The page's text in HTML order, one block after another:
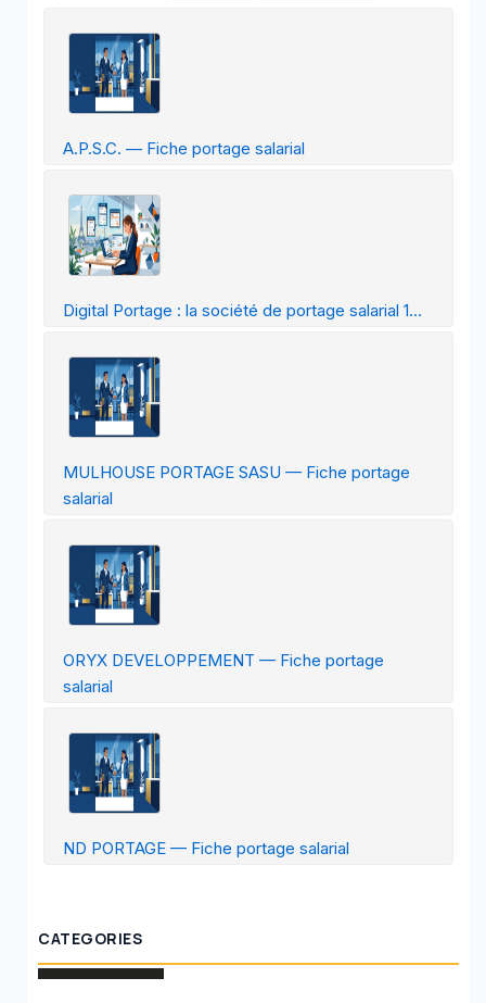
A.P.S.C. — Fiche portage salarial
Digital Portage : la société de portage salarial 1...
MULHOUSE PORTAGE SASU — Fiche portage
salarial
ORYX DEVELOPPEMENT — Fiche portage
salarial
ND PORTAGE — Fiche portage salarial
CATEGORIES